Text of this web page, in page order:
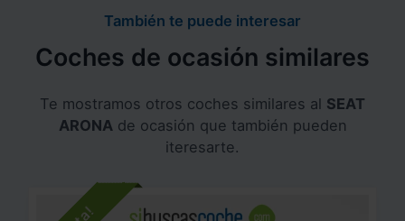
También te puede interesar
Coches de ocasión similares
Te mostramos otros coches similares al SEAT
ARONAde ocasión que también pueden
iteresarte.